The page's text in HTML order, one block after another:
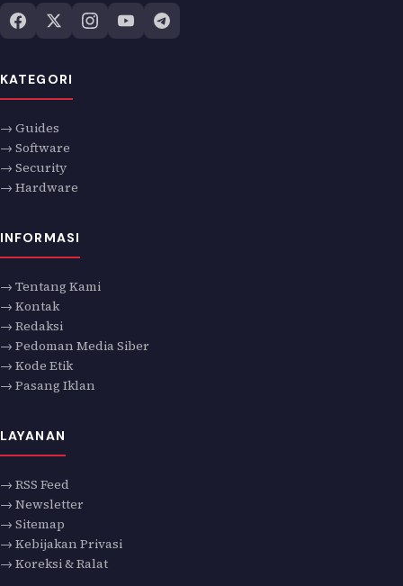
KATEGORI
→ Guides
→ Software
→ Security
→ Hardware
INFORMASI
→ Tentang Kami
→ Kontak
→ Redaksi
→ Pedoman Media Siber
→ Kode Etik
→ Pasang Iklan
LAYANAN
→ RSS Feed
→ Newsletter
→ Sitemap
→ Kebijakan Privasi
→ Koreksi & Ralat